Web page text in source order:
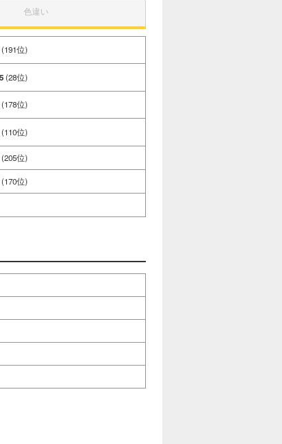
色違い
(191位)
(28位)
(178位)
(110位)
(205位)
(170位)